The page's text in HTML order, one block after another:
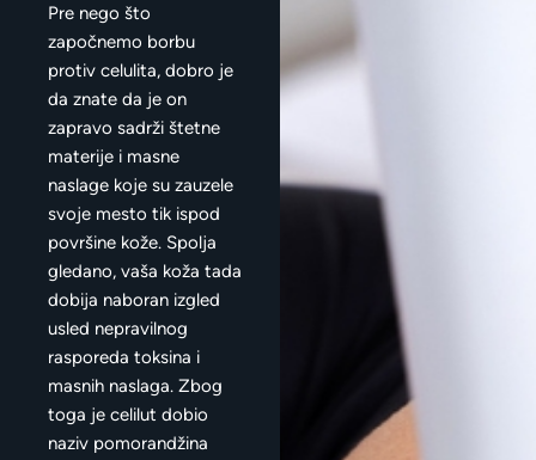
Pre nego što
započnemo borbu
protiv celulita, dobro je
da znate da je on
zapravo sadrži štetne
materije i masne
naslage koje su zauzele
svoje mesto tik ispod
površine kože. Spolja
gledano, vaša koža tada
dobija naboran izgled
usled nepravilnog
rasporeda toksina i
masnih naslaga. Zbog
toga je celilut dobio
naziv pomorandžina